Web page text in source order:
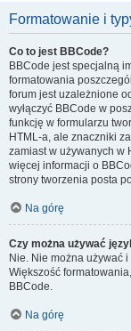
Formatowanie i
Co to jest BBCode?
BBCode jest specjalną
formatowania
forum jest uzależnione
wyłączyć BBCode w
funkcję w formularzu
HTML-a, ale znaczniki
zamiast w używanych w
więcej informacji o
strony tworzenia posta
Na górę
Czy można używać
Nie. Nie można używać
Większość
BBCode.
Na górę